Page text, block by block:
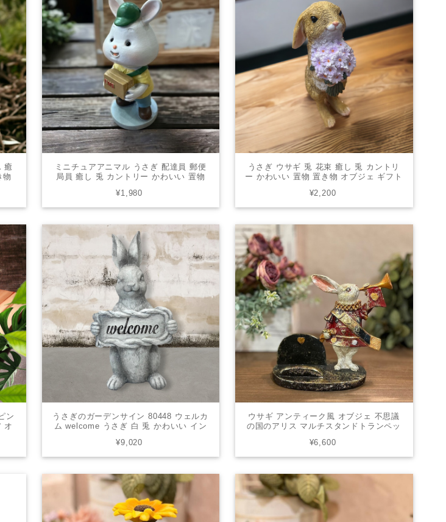
癒
物
ミニチュアアニマル うさぎ 配達員 郵便
局員 癒し 兎 カントリー かわいい 置物
¥1,980
うさぎ ウサギ 兎 花束 癒し 兎 カントリ
ー かわいい 置物 置き物 オブジェ ギフト
¥2,200
ン
オ
うさぎのガーデンサイン 80448 ウェルカ
ム welcome うさぎ 白 兎 かわいい イン
アン
¥9,020
ウサギ アンティーク風 オブジェ 不思議
の国のアリス マルチスタンドトランペッ
童話の世界 レトロ ギフト プレゼント
37316
¥6,600